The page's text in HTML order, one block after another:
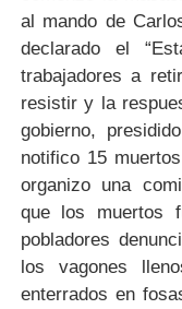
al mando de
declarado el
trabajadores a
resistir y la
gobierno,
notifico 15
organizo una
que los muertos
pobladores
los vagones
enterrados en